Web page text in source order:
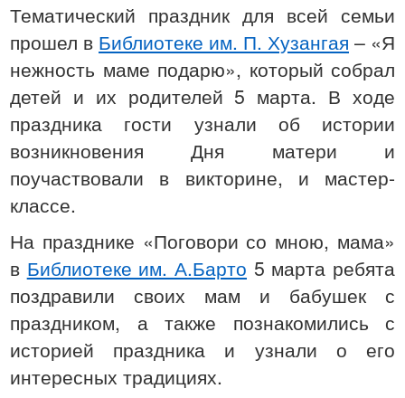
Тематический праздник для всей семьи
прошел в Библиотеке им. П. Хузангая ­– «Я
нежность маме подарю», который собрал
детей и их родителей 5 марта. В ходе
праздника гости узнали об истории
возникновения Дня матери и
поучаствовали в викторине, и мастер-
классе.
На празднике «Поговори со мною, мама»
в Библиотеке им. А.Барто 5 марта ребята
поздравили своих мам и бабушек с
праздником, а также познакомились с
историей праздника и узнали о его
интересных традициях.